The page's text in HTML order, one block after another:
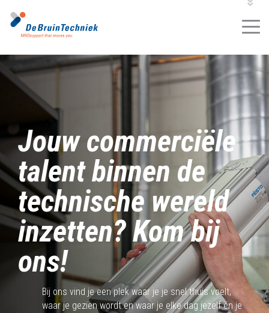
MROKLANTENPORTAL
Jouw commerciële
talent binnen de
technische wereld
inzetten? Kom bij
ons!
Bij ons vind je een plek waar je je snel thuis voelt,
waar je gezien wordt en waar je elke dag jezelf én je